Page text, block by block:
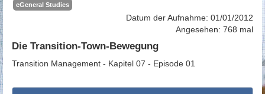
eGeneral Studies
Datum der Aufnahme: 01/01/2012
Angesehen: 768 mal
Die Transition-Town-Bewegung
Transition Management - Kapitel 07 - Episode 01